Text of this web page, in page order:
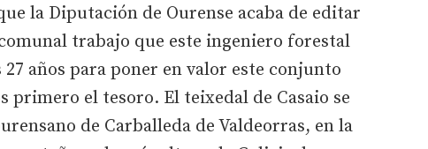
la Diputación de Ourense acaba de editar
trabajo que este ingeniero forestal
años para poner en valor este conjunto
primero el tesoro. El teixedal de Casaio se
de Carballeda de Valdeorras, en la